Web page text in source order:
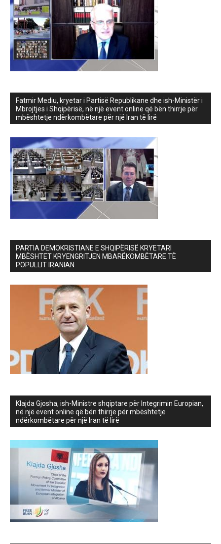
Fatmir Mediu, kryetar i Partisë Republikane dhe ish-Ministër i
Mbrojtjes i Shqipërisë, në një event online që bën thirrje për
mbështetje ndërkombëtare për një Iran të lirë
PARTIA DEMOKRISTIANE E SHQIPËRISË KRYETARI
MBËSHTET KRYENGRITJEN MBARËKOMBËTARE TË
POPULLIT IRANIAN
Klajda Gjosha, ish-Ministre shqiptare për Integrimin Europian,
në një event online që bën thirrje për mbështetje
ndërkombëtare për një Iran të lirë